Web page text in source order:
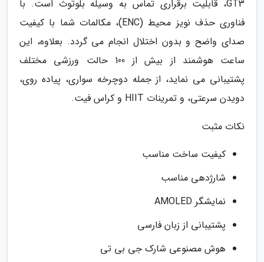
GT3، قابلیت برقراری تماس به وسیله بلوتوث است. با
فناوری حذف نویز محیط (ENC)، مکالمات شما با کیفیت
صدای واضح و بدون اختلال انجام می گردد. بعلاوه، این
ساعت هوشمند از بیش از 100 حالت ورزشی مختلف
پشتیبانی می نماید، از جمله دوچرخه سواری، پیاده روی،
دویدن سرعتی، و تمرینات HIIT و کراس فیت.
نکات مثبت
کیفیت ساخت مناسب
شارژدهی مناسب
نمایشگر AMOLED
پشتیبانی از زبان فارسی
هوش مصنوعی شارک جی بی تی